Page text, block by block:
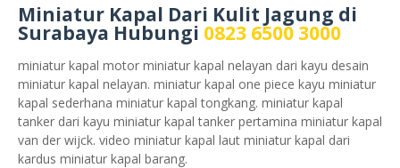
Miniatur Kapal Dari Kulit Jagung di
Surabaya Hubungi 0823 6500 3000
miniatur kapal motor miniatur kapal nelayan dari kayu desain
miniatur kapal nelayan. miniatur kapal one piece kayu miniatur
kapal sederhana miniatur kapal tongkang. miniatur kapal
tanker dari kayu miniatur kapal tanker pertamina miniatur kapal
van der wijck. video miniatur kapal laut miniatur kapal dari
kardus miniatur kapal barang.